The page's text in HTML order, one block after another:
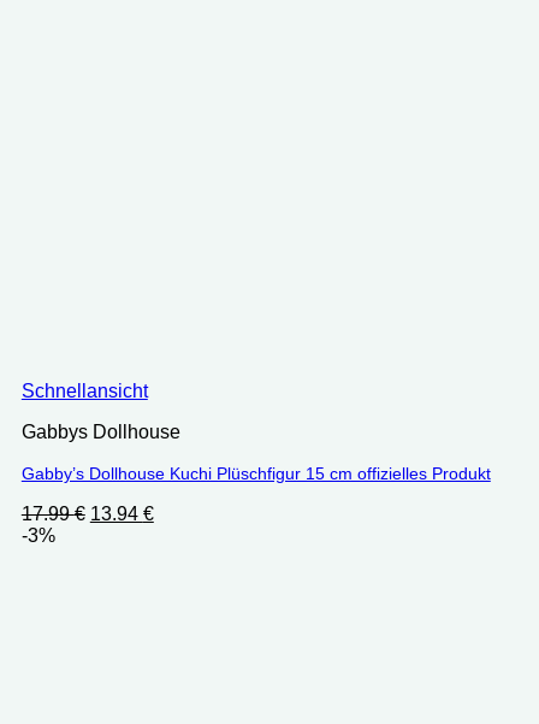
Schnellansicht
Gabbys Dollhouse
Gabby’s Dollhouse Kuchi Plüschfigur 15 cm offizielles Produkt
17.99€ Ursprünglicher
13.94 €Aktueller
-3%